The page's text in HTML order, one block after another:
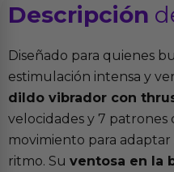
Descripción
Diseñado para quienes
estimulación intensa y
dildo vibrador con
velocidades y 7 patrones
movimiento para
ritmo. Su ventosa en la